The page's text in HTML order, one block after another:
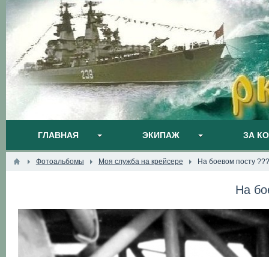
ГЛАВНАЯ ЭКИПАЖ ЗА
Фотоальбомы Моя служба на крейсере На боевом посту ???
На